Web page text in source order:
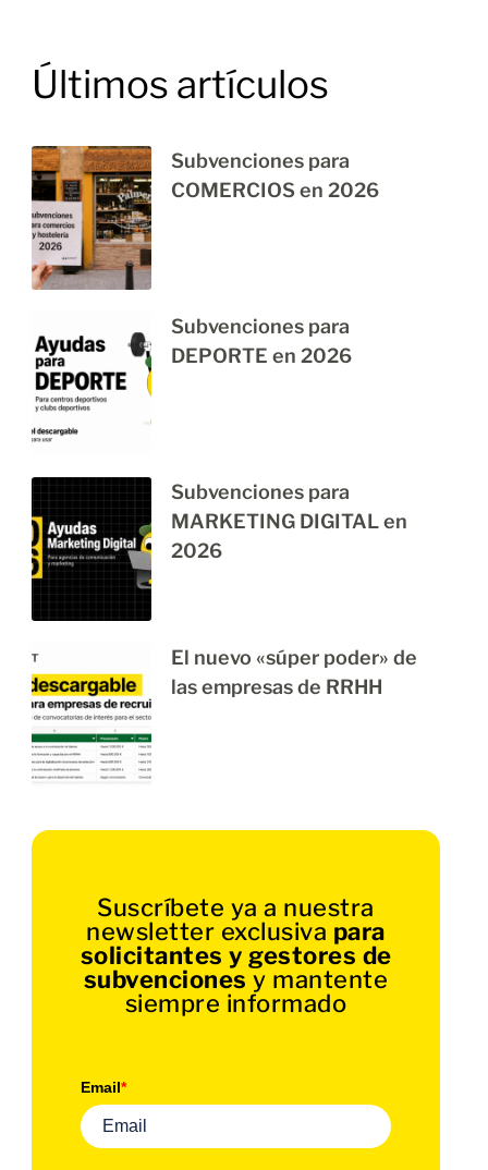
Últimos artículos
Subvenciones para
COMERCIOS en 2026
Subvenciones para
DEPORTE en 2026
Subvenciones para
MARKETING DIGITAL en
2026
El nuevo «súper poder» de
las empresas de RRHH
Suscríbete ya a nuestra
newsletter exclusiva para
solicitantes y gestores de
subvenciones y mantente
siempre informado
Email*